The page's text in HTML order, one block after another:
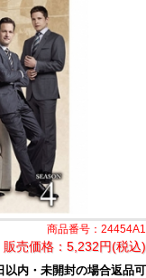
商品番号：24454A1
販売価格： 5,232円(税込)
内・未開封の場合返品可